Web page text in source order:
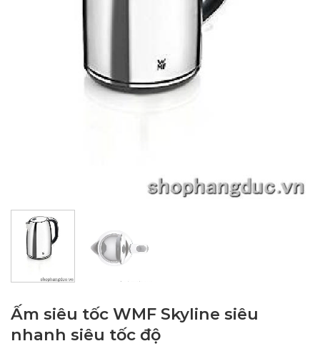
Ấm siêu tốc WMF Skyline siêu
nhanh siêu tốc độ